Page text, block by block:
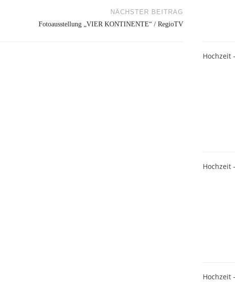
NÄCHSTER BEITRAG
Fotoausstellung „VIER KONTINENTE“ / RegioTV
Hochzeit
Hochzeit
Hochzeit